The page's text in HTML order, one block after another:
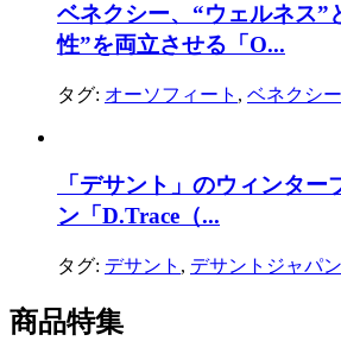
ベネクシー、“ウェルネス”
性”を両立させる「O...
タグ: オーソフィート , ベネクシー
「デサント」のウィンター
ン「D.Trace（...
タグ: デサント , デサントジャパン
商品特集